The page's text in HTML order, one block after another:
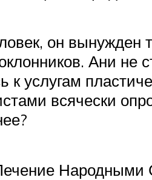
он вынужден
Ани не
к услугам
всячески
Народными